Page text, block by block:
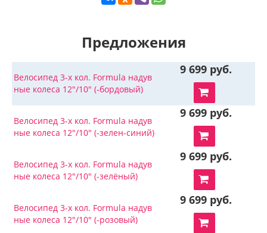
Предложения
Велосипед 3-х кол. Formula надув
ные колеса 12"/10" (-бордовый)
9 699 руб.
Велосипед 3-х кол. Formula надув
ные колеса 12"/10" (-зелен-синий)
9 699 руб.
Велосипед 3-х кол. Formula надув
ные колеса 12"/10" (-зелёный)
9 699 руб.
Велосипед 3-х кол. Formula надув
ные колеса 12"/10" (-розовый)
9 699 руб.